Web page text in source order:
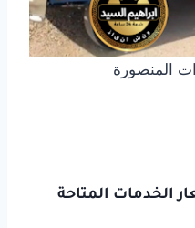
المنصورة
الخدمات المتاحة